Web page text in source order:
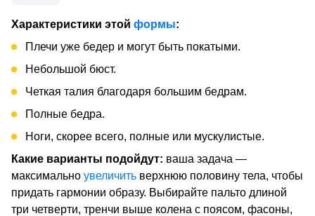
Характеристики этой формы:
Плечи уже бедер и могут быть покатыми.
Небольшой бюст.
Четкая талия благодаря большим бедрам.
Полные бедра.
Ноги, скорее всего, полные или мускулистые.
Какие варианты подойдут: ваша задача —
максимально увеличить верхнюю половину тела, чтобы
придать гармонии образу. Выбирайте пальто длиной
три четверти, тренчи выше колена с поясом, фасоны,